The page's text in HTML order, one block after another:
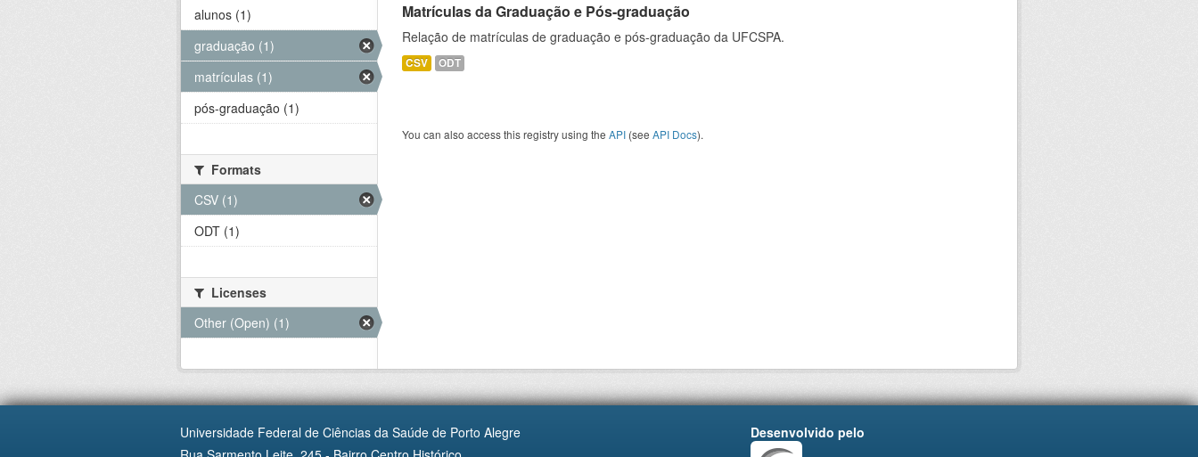
Matrículas da Graduação e Pós-graduação
Relação de matrículas de graduação e pós-graduação da UFCSPA.
CSV ODT
You can also access this registry using the API (see API Docs).
alunos (1)
graduação (1)
matrículas (1)
pós-graduação (1)
Formats
CSV (1)
ODT (1)
Licenses
Other (Open) (1)
Universidade Federal de Ciências da Saúde de Porto Alegre
Desenvolvido pelo